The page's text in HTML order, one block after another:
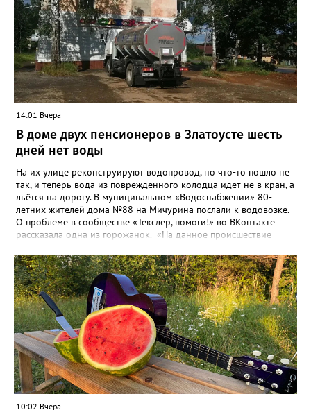
14:01 Вчера
В доме двух пенсионеров в Златоусте шесть
дней нет воды
На их улице реконструируют водопровод, но что-то пошло не
так, и теперь вода из повреждённого колодца идёт не в кран, а
льётся на дорогу. В муниципальном «Водоснабжении» 80-
летних жителей дома №88 на Мичурина послали к водовозке.
О проблеме в сообществе «Текслер, помоги!» во ВКонтакте
рассказала одна из горожанок. «На данное происшествие
гл.инженера Шепелева А.Н. из обслуживающей организации
МУП ЗГО "Златоустовское Водоснабжение" ул. Островского, 7,
никакие работы по восстановлению подачи воды в дом
проводиться не будут. Вот уже шесть дней пенсионеры без
воды!», - пишет возмущённая женщина (стиль, орфография и
пунктуация авторские). Под обращением есть комментарий
пользователя под ником Olga Vyacheslavovna. Она сообщает:
сейчас МУП «Водоснабжение» ведёт реконструкцию сетей в
посёлке и работать приходится в сложных условиях горной
местности. «К сожалению, в процессе бурения иногда
выявляются или случайно повреждаются существующие вводы
малого диаметра, - отмечает Olga Vyacheslavovna. - Зачастую
10:02 Вчера